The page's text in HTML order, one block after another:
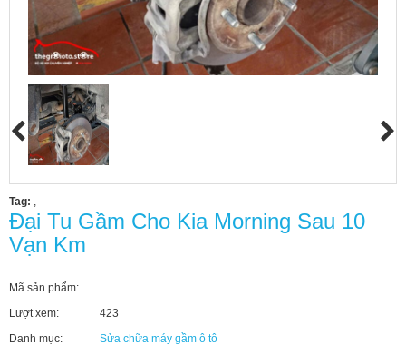
Tag: ,
Đại Tu Gầm Cho Kia Morning Sau 10
Vạn Km
Mã sản phẩm:
Lượt xem:
423
Danh mục:
Sửa chữa máy gầm ô tô